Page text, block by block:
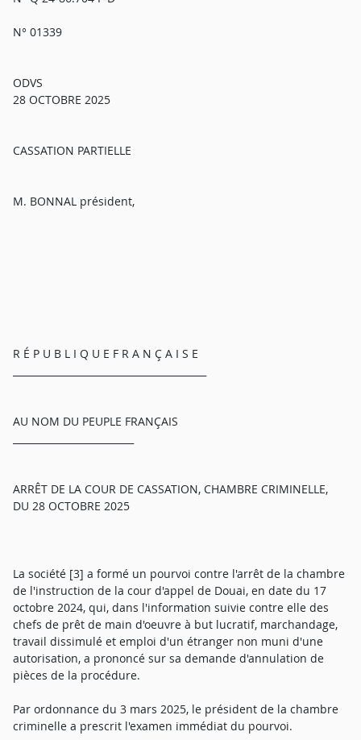
N° 01339
ODVS
28 OCTOBRE 2025
CASSATION PARTIELLE
M. BONNAL président,
R É P U B L I Q U E F R A N Ç A I S E
AU NOM DU PEUPLE FRANÇAIS
ARRÊT DE LA COUR DE CASSATION, CHAMBRE CRIMINELLE,
DU 28 OCTOBRE 2025
La société [3] a formé un pourvoi contre l'arrêt de la chambre
de l'instruction de la cour d'appel de Douai, en date du 17
octobre 2024, qui, dans l'information suivie contre elle des
chefs de prêt de main d'oeuvre à but lucratif, marchandage,
travail dissimulé et emploi d'un étranger non muni d'une
autorisation, a prononcé sur sa demande d'annulation de
pièces de la procédure.
Par ordonnance du 3 mars 2025, le président de la chambre
criminelle a prescrit l'examen immédiat du pourvoi.